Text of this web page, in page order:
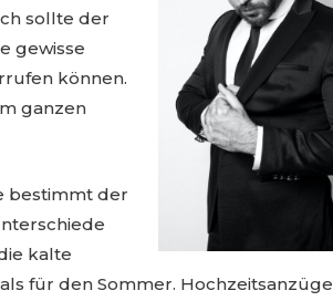
sollte der
gewisse
können.
ganzen
bestimmt der
kalte
für den Sommer. Hochzeitsanzüge